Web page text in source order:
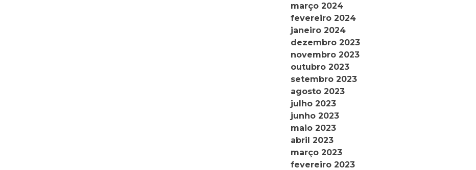
março 2024
fevereiro 2024
janeiro 2024
dezembro 2023
novembro 2023
outubro 2023
setembro 2023
agosto 2023
julho 2023
junho 2023
maio 2023
abril 2023
março 2023
fevereiro 2023